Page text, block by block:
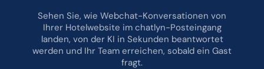
Sehen Sie, wie Webchat-Konversationen von
Ihrer Hotelwebsite im chatlyn-Posteingang
landen, von der KI in Sekunden beantwortet
werden und Ihr Team erreichen, sobald ein Gast
fragt.